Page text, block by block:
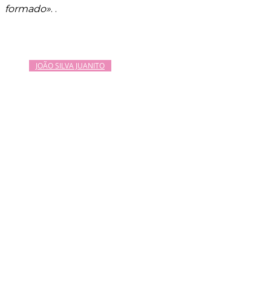
formado». .
JOÃO SILVA JUANITO